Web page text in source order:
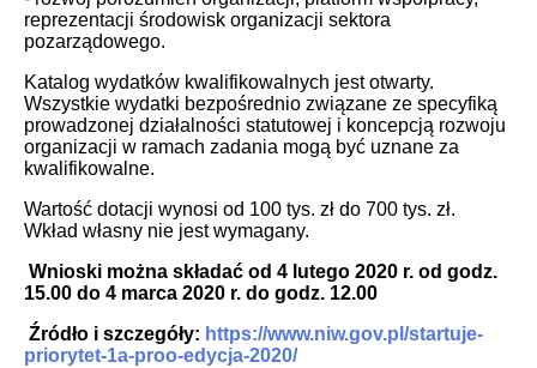
reprezentacji środowisk organizacji sektora
pozarządowego.
Katalog wydatków kwalifikowalnych jest otwarty.
Wszystkie wydatki bezpośrednio związane ze specyfiką
prowadzonej działalności statutowej i koncepcją rozwoju
organizacji w ramach zadania mogą być uznane za
kwalifikowalne.
Wartość dotacji wynosi od 100 tys. zł do 700 tys. zł.
Wkład własny nie jest wymagany.
Wnioski można składać od 4 lutego 2020 r. od godz.
15.00 do 4 marca 2020 r. do godz. 12.00
Źródło i szczegóły: https://www.niw.gov.pl/startuje-
priorytet-1a-proo-edycja-2020/